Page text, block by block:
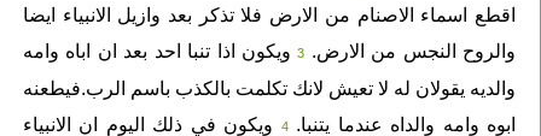
اقطع اسماء الاصنام من الارض فلا تذكر بعد وازيل الانبياء ايضا
والروح النجس من الارض. 3ويكون اذا تنبا احد بعد ان اباه وامه
والديه يقولان له لا تعيش لانك تكلمت بالكذب باسم الرب.فيطعنه
ابوه وامه والداه عندما يتنبا. 4ويكون في ذلك اليوم ان الانبياء